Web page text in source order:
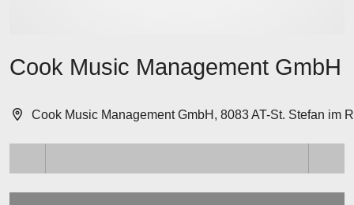
Cook Music Management GmbH
Cook Music Management GmbH, 8083 AT-St. Stefan im